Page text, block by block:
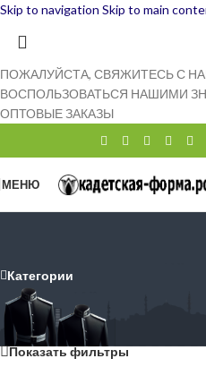
Skip to navigation Skip to main
ПОЖАЛУЙСТА, СВЯЖИТЕСЬ С
ВОСПОЛЬЗОВАТЬСЯ НАШИМИ
ОПТОВЫЕ ЗАКАЗЫ
МЕНЮ
Категории
Главная страница
Показаны все (5)
Показать фильтры